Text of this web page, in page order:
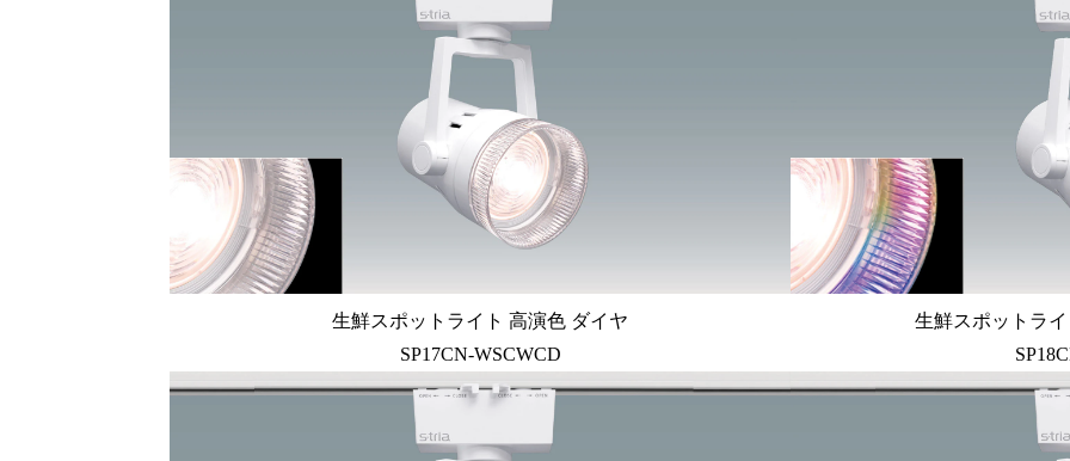
生鮮スポットライト 高演色 ダイヤ
SP17CN-WSCWCD
生鮮スポットラ